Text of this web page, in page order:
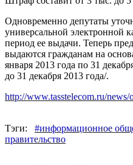
Одновременно депутаты
универсальной электронной
период ее выдачи. Теперь
выдаются гражданам на
января 2013 года по 31
до 31 декабря 2013 года/.
http://www.tasstelecom.ru/news/
Тэги: #информационное
правительство